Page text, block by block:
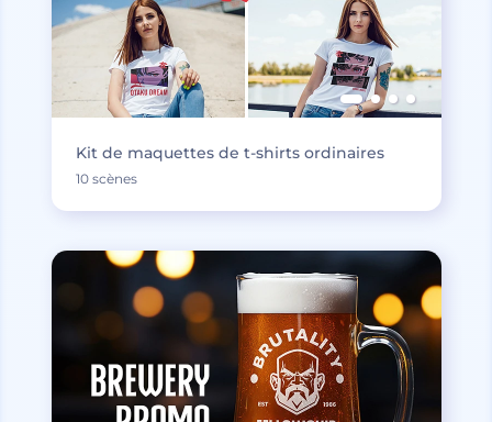
Kit de maquettes de t-shirts ordinaires
10 scènes